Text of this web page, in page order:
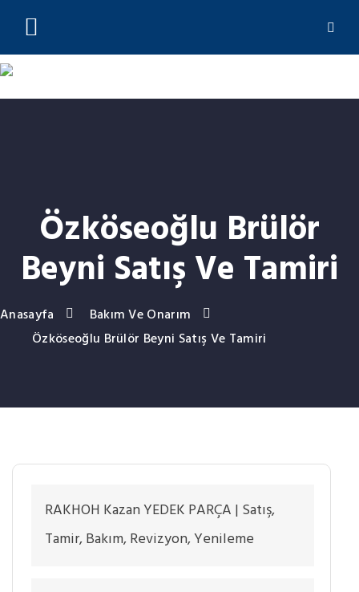
Özköseoğlu Brülör
Beyni Satış Ve Tamiri
Anasayfa
Bakım Ve Onarım
Özköseoğlu Brülör Beyni Satış Ve Tamiri
RAKHOH Kazan YEDEK PARÇA | Satış,
Tamir, Bakım, Revizyon, Yenileme